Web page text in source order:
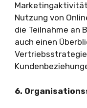
Nutzung von
die Teilnahme an
auch einen
Vertriebsstrategie
6.